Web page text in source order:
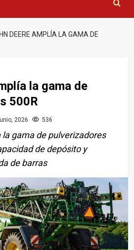
DEERE AMPLÍA LA GAMA DE
la gama de
500R
2026 536
gama de pulverizadores
de depósito y
de barras